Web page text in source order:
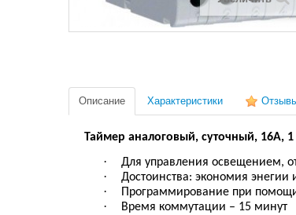
Описание Характеристики
Таймер аналоговый, суточный, 16А,
· Для управления освещением,
· Достоинства: экономия
· Программирование при
· Время коммутации – 15 минут